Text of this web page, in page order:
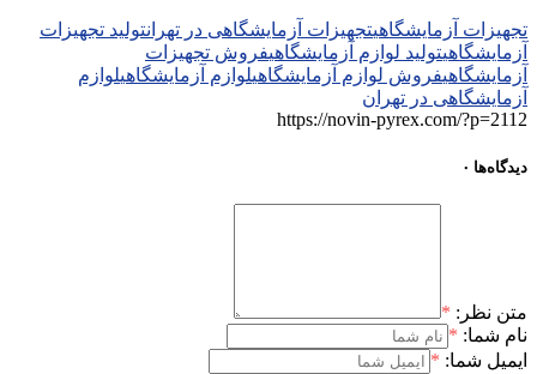
تجهیزات آزمایشگاهیتجهیزات آزمایشگاهی در تهرانتولید تجهیزات
آزمایشگاهیتولید لوازم آزمایشگاهیفروش تجهیزات
آزمایشگاهیفروش لوازم آزمایشگاهیلوازم آزمایشگاهیلوازم
آزمایشگاهی در تهران
https://novin-pyrex.com/?p=2112
دیدگاه‌ها ۰
متن نظر: *
نام شما: *
ایمیل شما: *